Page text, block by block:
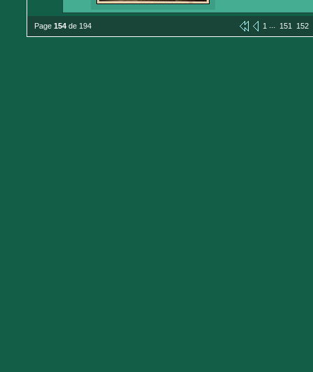
Page 154 de 194 1 ... 151 152